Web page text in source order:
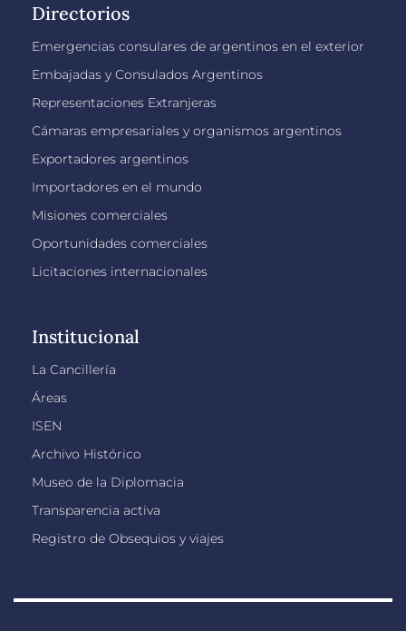
Directorios
Emergencias consulares de argentinos en el exterior
Embajadas y Consulados Argentinos
Representaciones Extranjeras
Cámaras empresariales y organismos argentinos
Exportadores argentinos
Importadores en el mundo
Misiones comerciales
Oportunidades comerciales
Licitaciones internacionales
Institucional
La Cancillería
Áreas
ISEN
Archivo Histórico
Museo de la Diplomacia
Transparencia activa
Registro de Obsequios y viajes